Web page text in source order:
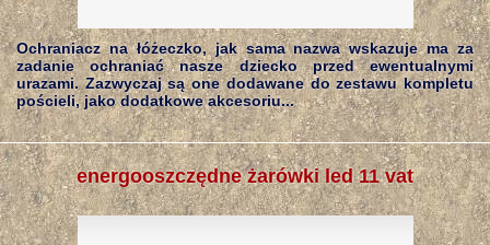
Ochraniacz na łóżeczko, jak sama nazwa wskazuje ma za
zadanie ochraniać nasze dziecko przed ewentualnymi
urazami. Zazwyczaj są one dodawane do zestawu kompletu
pościeli, jako dodatkowe akcesoriu...
energooszczędne żarówki led 11 vat